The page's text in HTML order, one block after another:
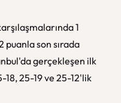
1
son sırada
gerçekleşen ilk
25-19 ve 25-12'lik